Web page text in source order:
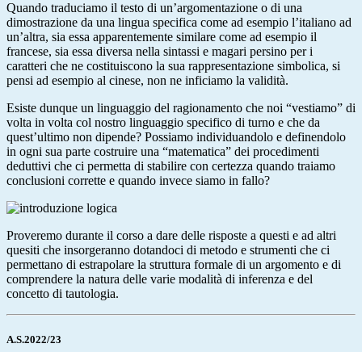
Quando traduciamo il testo di un’argomentazione o di una
dimostrazione da una lingua specifica come ad esempio l’italiano ad
un’altra, sia essa apparentemente similare come ad esempio il
francese, sia essa diversa nella sintassi e magari persino per i
caratteri che ne costituiscono la sua rappresentazione simbolica, si
pensi ad esempio al cinese, non ne inficiamo la validità.
Esiste dunque un linguaggio del ragionamento che noi “vestiamo” di
volta in volta col nostro linguaggio specifico di turno e che da
quest’ultimo non dipende? Possiamo individuandolo e definendolo
in ogni sua parte costruire una “matematica” dei procedimenti
deduttivi che ci permetta di stabilire con certezza quando traiamo
conclusioni corrette e quando invece siamo in fallo?
Proveremo durante il corso a dare delle risposte a questi e ad altri
quesiti che insorgeranno dotandoci di metodo e strumenti che ci
permettano di estrapolare la struttura formale di un argomento e di
comprendere la natura delle varie modalità di inferenza e del
concetto di tautologia.
A.S.2022/23